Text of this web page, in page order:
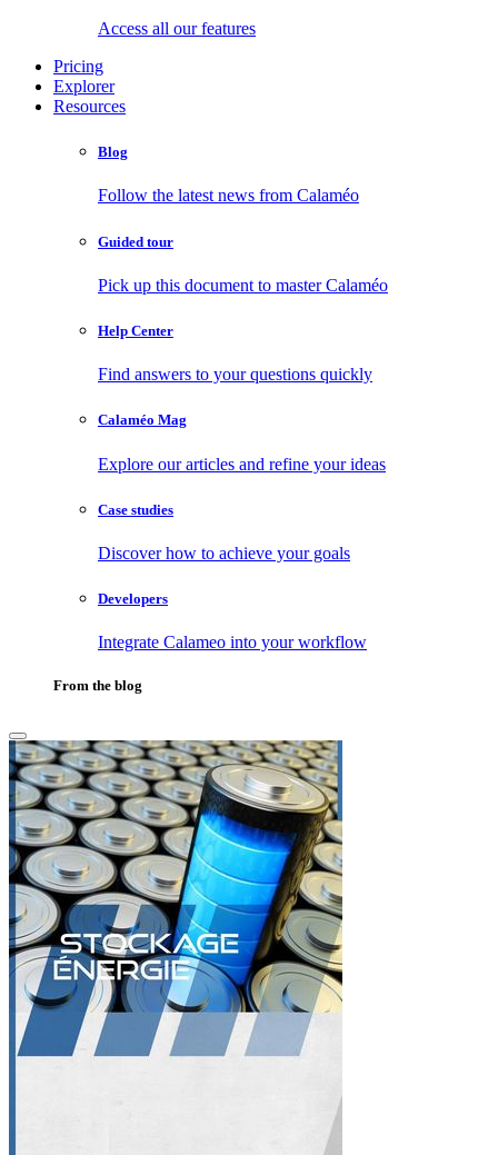
Access all our features
Pricing
Explorer
Resources
Blog
Follow the latest news from Calaméo
Guided tour
Pick up this document to master Calaméo
Help Center
Find answers to your questions quickly
Calaméo Mag
Explore our articles and refine your ideas
Case studies
Discover how to achieve your goals
Developers
Integrate Calameo into your workflow
From the blog